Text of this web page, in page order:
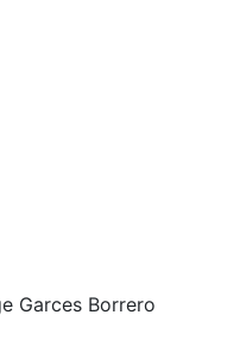
Garces Borrero